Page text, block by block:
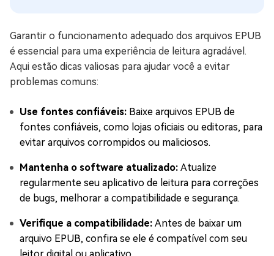
Garantir o funcionamento adequado dos arquivos EPUB
é essencial para uma experiência de leitura agradável.
Aqui estão dicas valiosas para ajudar você a evitar
problemas comuns:
Use fontes confiáveis: Baixe arquivos EPUB de
fontes confiáveis, como lojas oficiais ou editoras, para
evitar arquivos corrompidos ou maliciosos.
Mantenha o software atualizado: Atualize
regularmente seu aplicativo de leitura para correções
de bugs, melhorar a compatibilidade e segurança.
Verifique a compatibilidade: Antes de baixar um
arquivo EPUB, confira se ele é compatível com seu